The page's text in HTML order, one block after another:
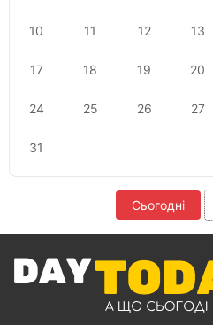
10 11 12 13
17 18 19 20
24 25 26 27
31
Сьогодні